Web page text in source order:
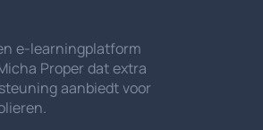
e-learningplatform
Proper dat extra
aanbiedt voor